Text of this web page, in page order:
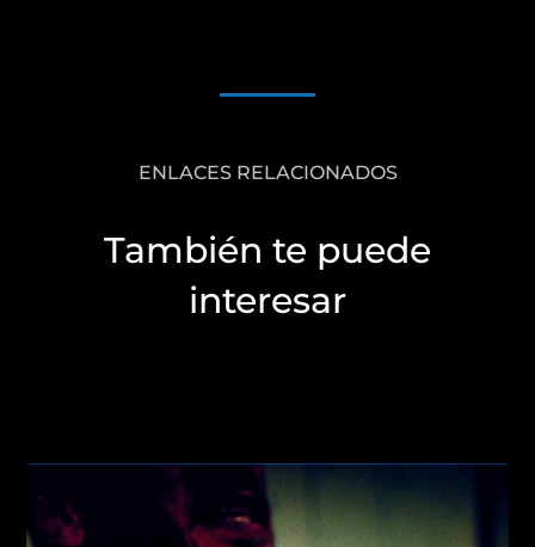
ENLACES RELACIONADOS
También te puede
interesar